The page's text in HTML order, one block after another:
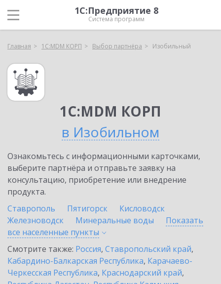
1С:Предприятие 8
Система программ
Главная 1С:MDM КОРП Выбор партнёра Изобильный
1С:MDM КОРП
в Изобильном
Ознакомьтесь с информационными карточками,
выберите партнёра и отправьте заявку на
консультацию, приобретение или внедрение
продукта.
Ставрополь
Пятигорск
Кисловодск
Железноводск
Минеральные воды
Показать
все населенные пункты
Смотрите также: Россия, Ставропольский край,
Кабардино-Балкарская Республика, Карачаево-
Черкесская Республика, Краснодарский край,